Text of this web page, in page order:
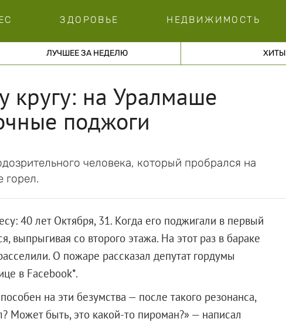
ЗДОРОВЬЕ НЕДВИЖИМОСТЬ
ЛУЧШЕЕ ЗА НЕДЕЛЮ ХИТЫ
кругу: на Уралмаше
поджоги
человека, который пробрался на
горел.
40 лет Октября, 31. Когда его поджигали в первый
выпрыгивая со второго этажа. На этот раз в бараке
О пожаре рассказал депутат гордумы
в Facebook*.
на эти безумства — после такого резонанса,
Может быть, это какой-то пироман?» — написал